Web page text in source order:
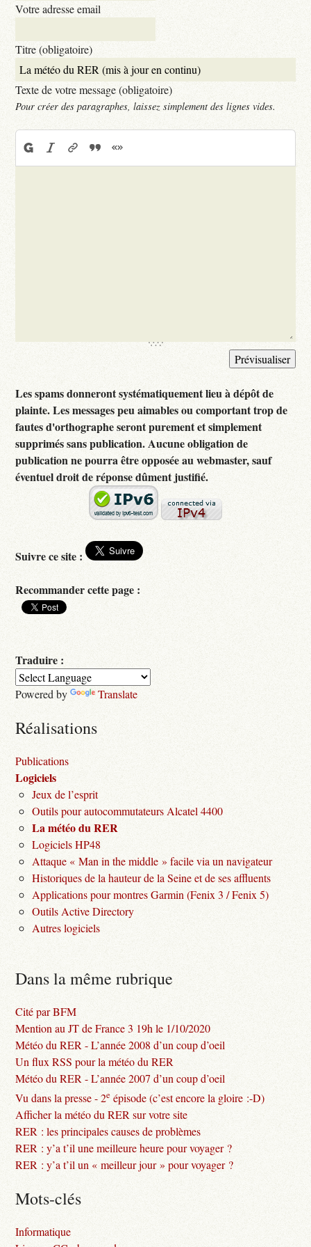
Votre adresse email
Titre (obligatoire)
Texte de votre message (obligatoire)
Pour créer des paragraphes, laissez simplement des lignes vides.
Les spams donneront systématiquement lieu à dépôt de
plainte. Les messages peu aimables ou comportant trop de
fautes d'orthographe seront purement et simplement
supprimés sans publication. Aucune obligation de
publication ne pourra être opposée au webmaster, sauf
éventuel droit de réponse dûment justifié.
Suivre ce site :
Recommander cette page :
Traduire :
Powered by Translate
Réalisations
Publications
Logiciels
Jeux de l’esprit
Outils pour autocommutateurs Alcatel 4400
La météo du RER
Logiciels HP48
Attaque « Man in the middle » facile via un navigateur
Historiques de la hauteur de la Seine et de ses affluents
Applications pour montres Garmin (Fenix 3 / Fenix 5)
Outils Active Directory
Autres logiciels
Dans la même rubrique
Cité par BFM
Mention au JT de France 3 19h le 1/10/2020
Météo du RER - L’année 2008 d’un coup d’oeil
Un flux RSS pour la météo du RER
Météo du RER - L’année 2007 d’un coup d’oeil
Vu dans la presse - 2e épisode (c’est encore la gloire :-D)
Afficher la météo du RER sur votre site
RER : les principales causes de problèmes
RER : y’a t’il une meilleure heure pour voyager ?
RER : y’a t’il un « meilleur jour » pour voyager ?
Mots-clés
Informatique